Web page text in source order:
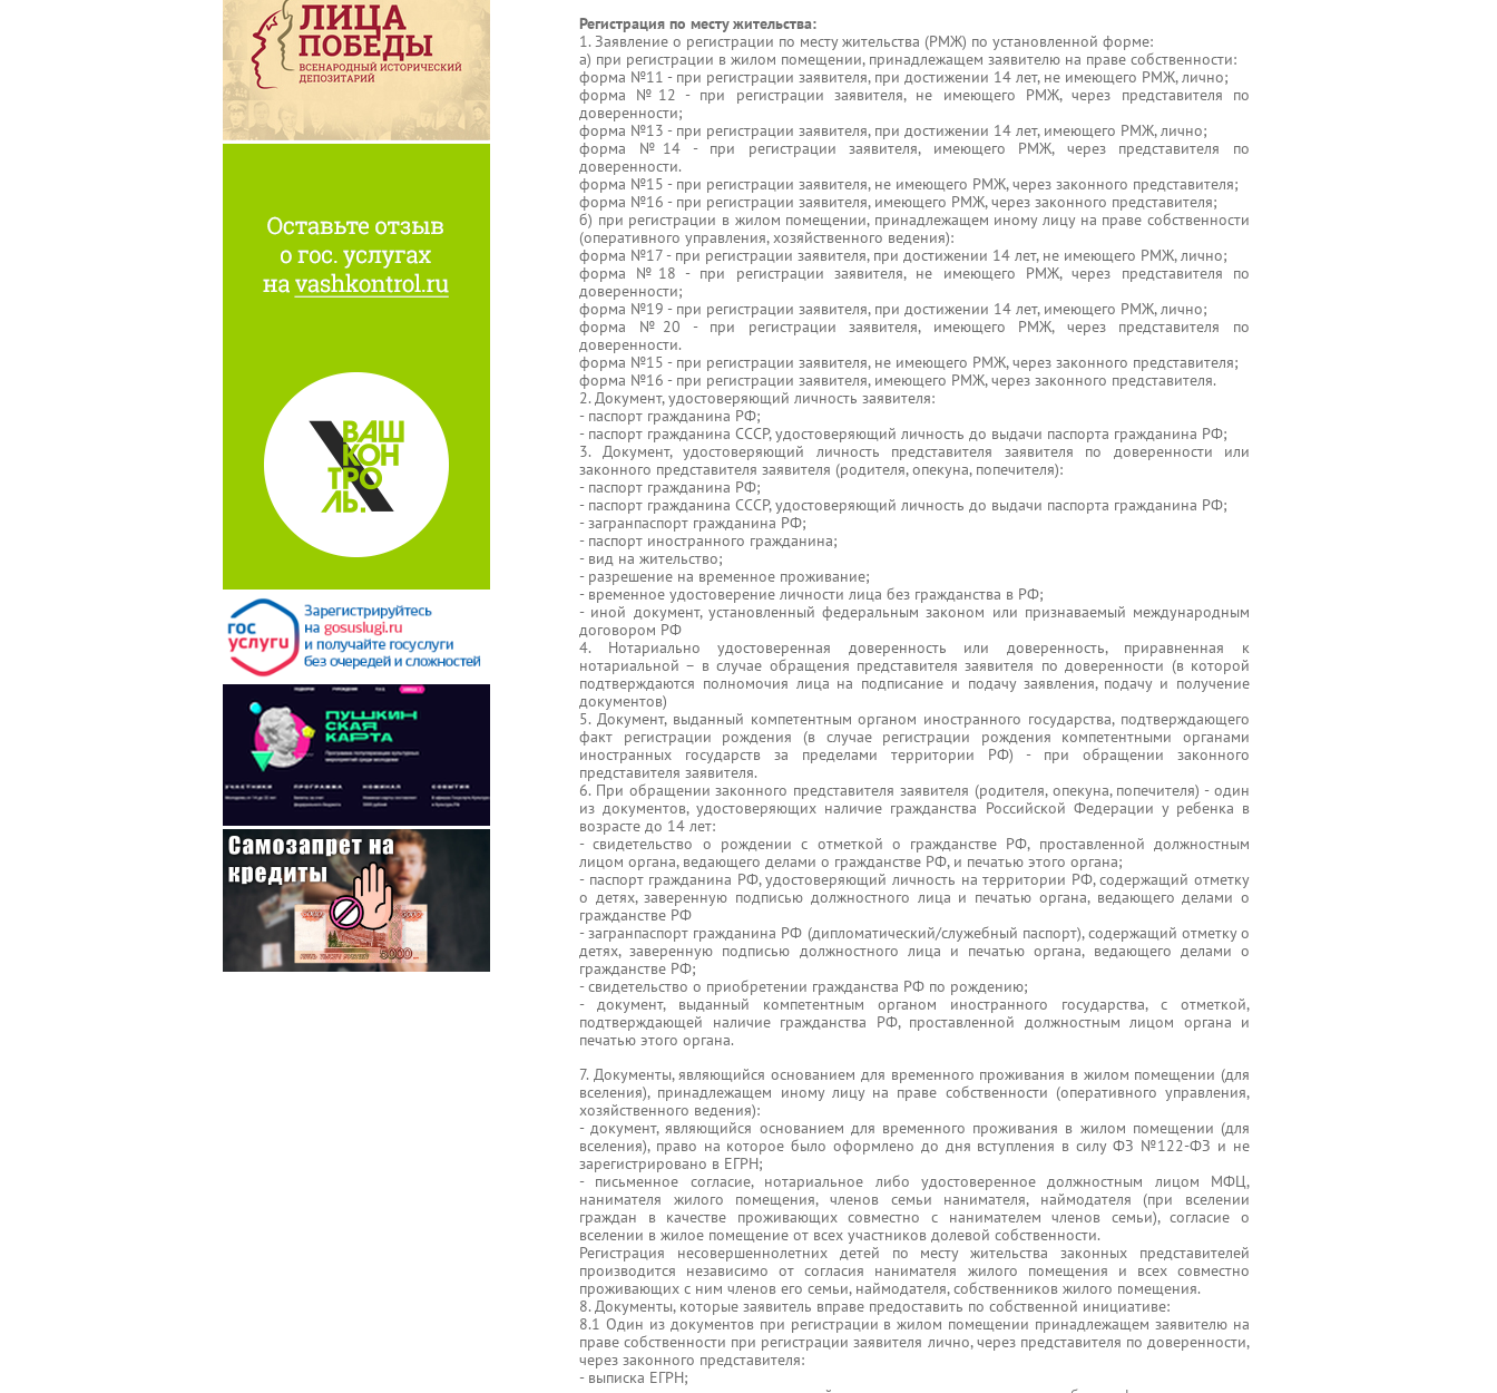
Регистрация по месту жительства:
1. Заявление о регистрации по месту жительства (РМЖ) по установленной форме:
а) при регистрации в жилом помещении, принадлежащем заявителю на праве собственности:
форма №11 - при регистрации заявителя, при достижении 14 лет, не имеющего РМЖ, лично;
форма №12 - при регистрации заявителя, не имеющего РМЖ, через представителя по
доверенности;
форма №13 - при регистрации заявителя, при достижении 14 лет, имеющего РМЖ, лично;
форма №14 - при регистрации заявителя, имеющего РМЖ, через представителя по
доверенности.
форма №15 - при регистрации заявителя, не имеющего РМЖ, через законного представителя;
форма №16 - при регистрации заявителя, имеющего РМЖ, через законного представителя;
б) при регистрации в жилом помещении, принадлежащем иному лицу на праве собственности
(оперативного управления, хозяйственного ведения):
форма №17 - при регистрации заявителя, при достижении 14 лет, не имеющего РМЖ, лично;
форма №18 - при регистрации заявителя, не имеющего РМЖ, через представителя по
доверенности;
форма №19 - при регистрации заявителя, при достижении 14 лет, имеющего РМЖ, лично;
форма №20 - при регистрации заявителя, имеющего РМЖ, через представителя по
доверенности.
форма №15 - при регистрации заявителя, не имеющего РМЖ, через законного представителя;
форма №16 - при регистрации заявителя, имеющего РМЖ, через законного представителя.
2. Документ, удостоверяющий личность заявителя:
- паспорт гражданина РФ;
- паспорт гражданина СССР, удостоверяющий личность до выдачи паспорта гражданина РФ;
3. Документ, удостоверяющий личность представителя заявителя по доверенности или
законного представителя заявителя (родителя, опекуна, попечителя):
- паспорт гражданина РФ;
- паспорт гражданина СССР, удостоверяющий личность до выдачи паспорта гражданина РФ;
- загранпаспорт гражданина РФ;
- паспорт иностранного гражданина;
- вид на жительство;
- разрешение на временное проживание;
- временное удостоверение личности лица без гражданства в РФ;
- иной документ, установленный федеральным законом или признаваемый международным
договором РФ
4. Нотариально удостоверенная доверенность или доверенность, приравненная к
нотариальной – в случае обращения представителя заявителя по доверенности (в которой
подтверждаются полномочия лица на подписание и подачу заявления, подачу и получение
документов)
5. Документ, выданный компетентным органом иностранного государства, подтверждающего
факт регистрации рождения (в случае регистрации рождения компетентными органами
иностранных государств за пределами территории РФ) - при обращении законного
представителя заявителя.
6. При обращении законного представителя заявителя (родителя, опекуна, попечителя) - один
из документов, удостоверяющих наличие гражданства Российской Федерации у ребенка в
возрасте до 14 лет:
- свидетельство о рождении с отметкой о гражданстве РФ, проставленной должностным
лицом органа, ведающего делами о гражданстве РФ, и печатью этого органа;
- паспорт гражданина РФ, удостоверяющий личность на территории РФ, содержащий отметку
о детях, заверенную подписью должностного лица и печатью органа, ведающего делами о
гражданстве РФ
- загранпаспорт гражданина РФ (дипломатический/служебный паспорт), содержащий отметку о
детях, заверенную подписью должностного лица и печатью органа, ведающего делами о
гражданстве РФ;
- свидетельство о приобретении гражданства РФ по рождению;
- документ, выданный компетентным органом иностранного государства, с отметкой,
подтверждающей наличие гражданства РФ, проставленной должностным лицом органа и
печатью этого органа.
7. Документы, являющийся основанием для временного проживания в жилом помещении (для
вселения), принадлежащем иному лицу на праве собственности (оперативного управления,
хозяйственного ведения):
- документ, являющийся основанием для временного проживания в жилом помещении (для
вселения), право на которое было оформлено до дня вступления в силу ФЗ №122-ФЗ и не
зарегистрировано в ЕГРН;
- письменное согласие, нотариальное либо удостоверенное должностным лицом МФЦ,
нанимателя жилого помещения, членов семьи нанимателя, наймодателя (при вселении
граждан в качестве проживающих совместно с нанимателем членов семьи), согласие о
вселении в жилое помещение от всех участников долевой собственности.
Регистрация несовершеннолетних детей по месту жительства законных представителей
производится независимо от согласия нанимателя жилого помещения и всех совместно
проживающих с ним членов его семьи, наймодателя, собственников жилого помещения.
8. Документы, которые заявитель вправе предоставить по собственной инициативе:
8.1 Один из документов при регистрации в жилом помещении принадлежащем заявителю на
праве собственности при регистрации заявителя лично, через представителя по доверенности,
через законного представителя:
- выписка ЕГРН;